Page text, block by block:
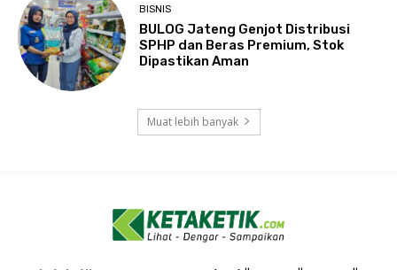
BISNIS
BULOG Jateng Genjot Distribusi
SPHP dan Beras Premium, Stok
Dipastikan Aman
Muat lebih banyak